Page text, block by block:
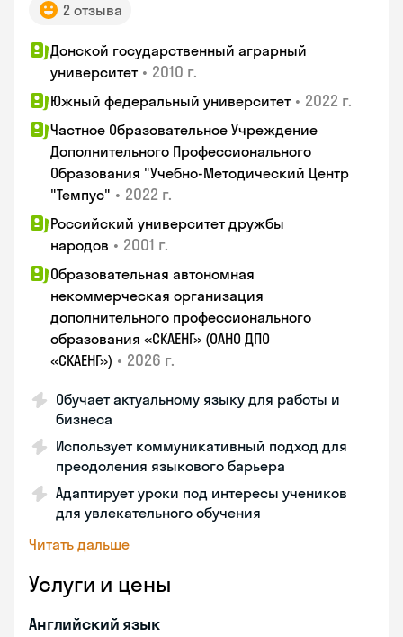
2 отзыва
Донской государственный аграрный
университет • 2010 г.
Южный федеральный университет • 2022 г.
Частное Образовательное Учреждение
Дополнительного Профессионального
Образования "Учебно-Методический Центр
"Темпус" • 2022 г.
Российский университет дружбы
народов • 2001 г.
Образовательная автономная
некоммерческая организация
дополнительного профессионального
образования «СКАЕНГ» (ОАНО ДПО
«СКАЕНГ») • 2026 г.
Обучает актуальному языку для работы и
бизнеса
Использует коммуникативный подход для
преодоления языкового барьера
Адаптирует уроки под интересы учеников
для увлекательного обучения
Читать дальше
Услуги и цены
Английский язык